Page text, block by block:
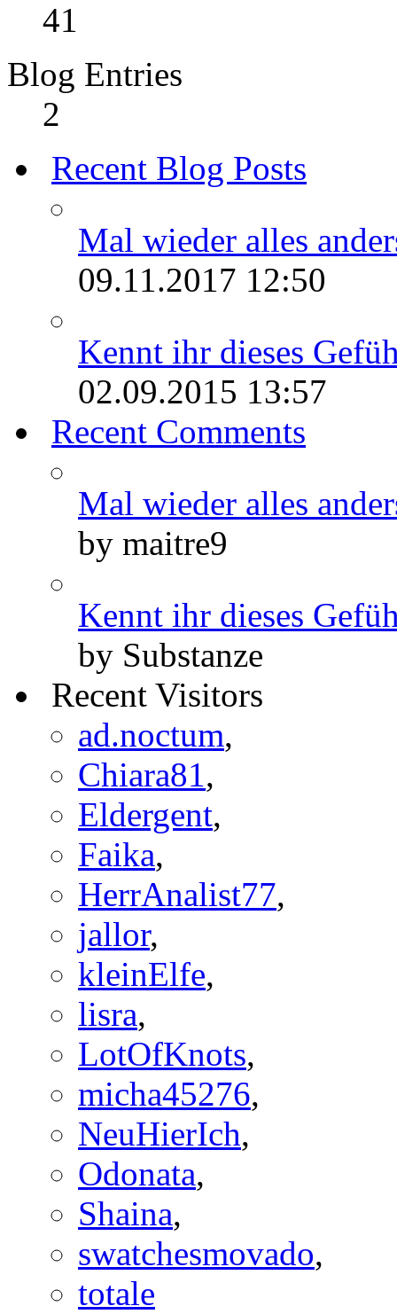
41
Blog Entries
2
Recent Blog Posts
Mal wieder alles
09.11.2017 12:50
Kennt ihr dieses
02.09.2015 13:57
Recent Comments
Mal wieder alles
by maitre9
Kennt ihr dieses
by Substanze
Recent Visitors
ad.noctum,
Chiara81,
Eldergent,
Faika,
HerrAnalist77,
jallor,
kleinElfe,
lisra,
LotOfKnots,
micha45276,
NeuHierIch,
Odonata,
Shaina,
swatchesmovado,
totale